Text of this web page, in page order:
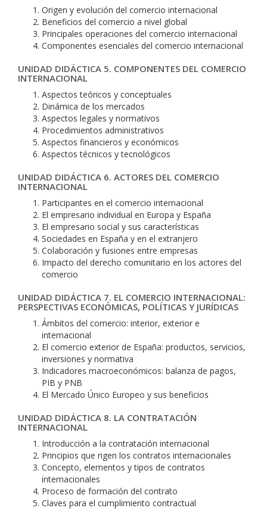
Origen y evolución del comercio internacional
Beneficios del comercio a nivel global
Principales operaciones del comercio internacional
Componentes esenciales del comercio internacional
UNIDAD DIDÁCTICA 5. COMPONENTES DEL COMERCIO
INTERNACIONAL
Aspectos teóricos y conceptuales
Dinámica de los mercados
Aspectos legales y normativos
Procedimientos administrativos
Aspectos financieros y económicos
Aspectos técnicos y tecnológicos
UNIDAD DIDÁCTICA 6. ACTORES DEL COMERCIO
INTERNACIONAL
Participantes en el comercio internacional
El empresario individual en Europa y España
El empresario social y sus características
Sociedades en España y en el extranjero
Colaboración y fusiones entre empresas
Impacto del derecho comunitario en los actores del
comercio
UNIDAD DIDÁCTICA 7. EL COMERCIO INTERNACIONAL:
PERSPECTIVAS ECONÓMICAS, POLÍTICAS Y JURÍDICAS
Ámbitos del comercio: interior, exterior e
internacional
El comercio exterior de España: productos, servicios,
inversiones y normativa
Indicadores macroeconómicos: balanza de pagos,
PIB y PNB
El Mercado Único Europeo y sus beneficios
UNIDAD DIDÁCTICA 8. LA CONTRATACIÓN
INTERNACIONAL
Introducción a la contratación internacional
Principios que rigen los contratos internacionales
Concepto, elementos y tipos de contratos
internacionales
Proceso de formación del contrato
Claves para el cumplimiento contractual